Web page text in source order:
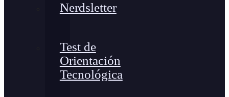
Nerdsletter
Test de
Orientación
Tecnológica